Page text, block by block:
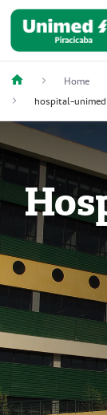
Home
hospital-unimed